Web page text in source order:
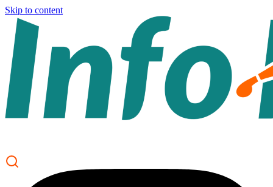
Skip to content